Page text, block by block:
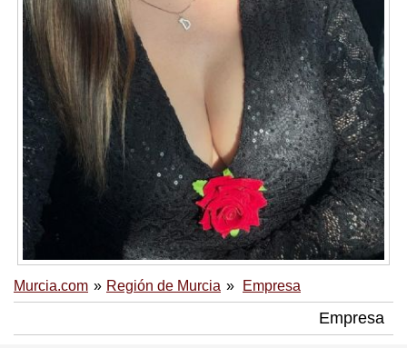
Murcia.com Región de Murcia Empresa
Empresa